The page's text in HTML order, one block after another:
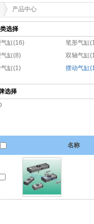
产品中心
选择
缸(16)
笔形气缸
缸(8)
双轴气缸
缸(1)
摆动气缸
选择
名称